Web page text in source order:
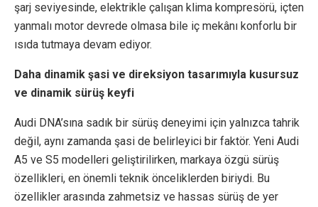
şarj seviyesinde, elektrikle çalışan klima kompresörü, içten
yanmalı motor devrede olmasa bile iç mekânı konforlu bir
ısıda tutmaya devam ediyor.
Daha dinamik şasi ve direksiyon tasarımıyla kusursuz
ve dinamik sürüş keyfi
Audi DNA’sına sadık bir sürüş deneyimi için yalnızca tahrik
değil, aynı zamanda şasi de belirleyici bir faktör. Yeni Audi
A5 ve S5 modelleri geliştirilirken, markaya özgü sürüş
özellikleri, en önemli teknik önceliklerden biriydi. Bu
özellikler arasında zahmetsiz ve hassas sürüş de yer